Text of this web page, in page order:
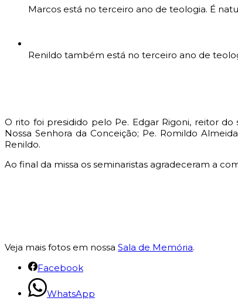
Marcos está no terceiro ano de teologia. É
Renildo também está no terceiro ano de
O rito foi presidido pelo Pe. Edgar Rigoni, reitor
Nossa Senhora da Conceição; Pe. Romildo
Renildo.
Ao final da missa os seminaristas agradeceram a
Veja mais fotos em nossa Sala de Memória.
Facebook
WhatsApp